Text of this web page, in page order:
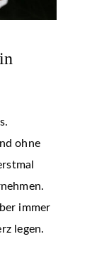
ohne
immer
legen.